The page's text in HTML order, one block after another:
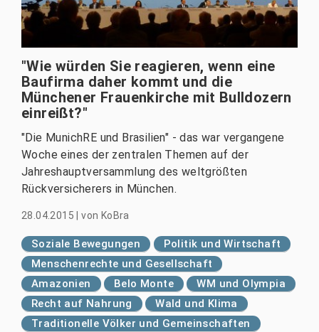
"Wie würden Sie reagieren, wenn eine
Baufirma daher kommt und die
Münchener Frauenkirche mit Bulldozern
einreißt?"
"Die MunichRE und Brasilien" - das war vergangene
Woche eines der zentralen Themen auf der
Jahreshauptversammlung des weltgrößten
Rückversicherers in München.
28.04.2015 |von KoBra
Soziale Bewegungen
Politik und Wirtschaft
Menschenrechte und Gesellschaft
Amazonien
Belo Monte
WM und Olympia
Recht auf Nahrung
Wald und Klima
Traditionelle Völker und Gemeinschaften